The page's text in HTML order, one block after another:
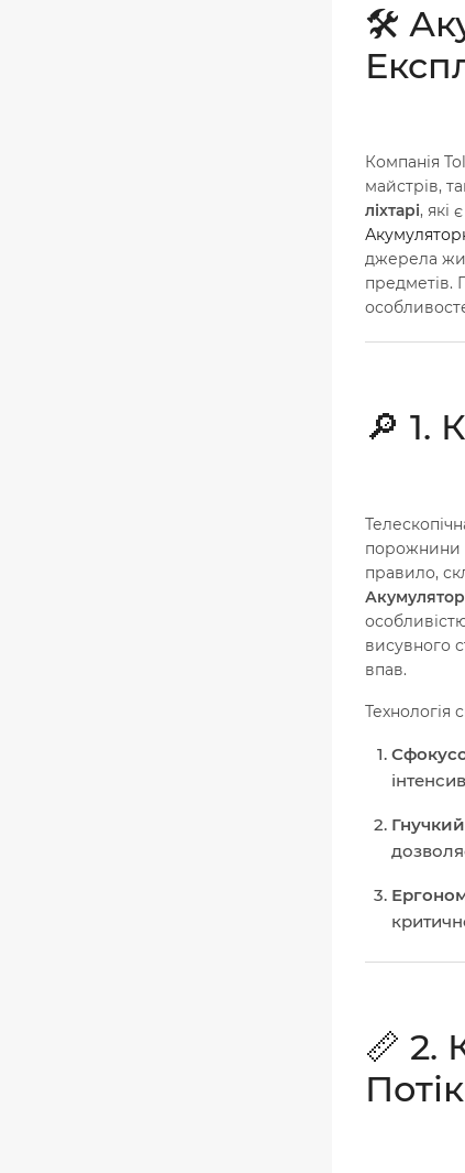
🛠️
Компанія
майстрів,
ліхтарі, які
джерела
предметів.
🔎 1.
порожнини
правило,
висувного
впав.
Технологія
📏 2.
Потік